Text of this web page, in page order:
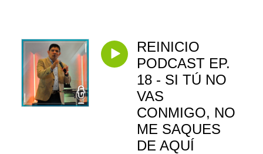
REINICIO
PODCAST EP.
18 - SI TÚ NO
VAS
CONMIGO, NO
ME SAQUES
DE AQUÍ